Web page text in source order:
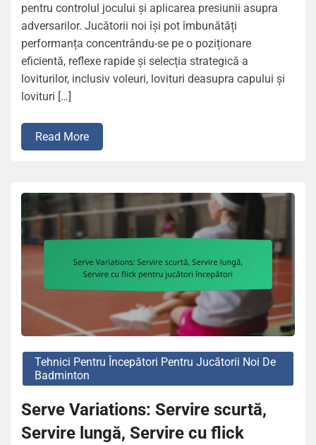
pentru controlul jocului și aplicarea presiunii asupra
adversarilor. Jucătorii noi își pot îmbunătăți
performanța concentrându-se pe o poziționare
eficientă, reflexe rapide și selecția strategică a
loviturilor, inclusiv voleuri, lovituri deasupra capului și
lovituri […]
Read More
Tehnici Pentru Începători Pentru Jucătorii Noi De
Badminton
Serve Variations: Servire scurtă,
Servire lungă, Servire cu flick